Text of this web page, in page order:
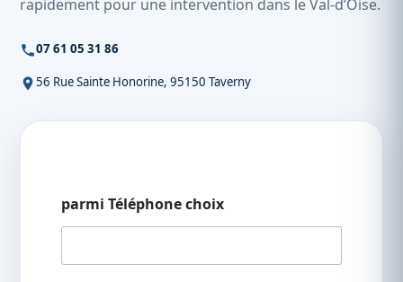
rapidement pour une intervention dans le Val-d’Oise.
07 61 05 31 86
56 Rue Sainte Honorine, 95150 Taverny
parmi Téléphone choix